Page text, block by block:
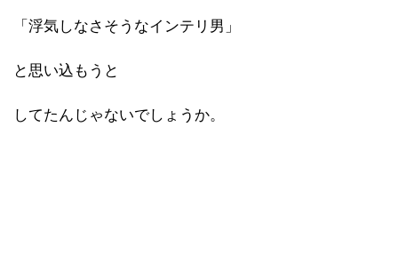
「浮気しなさそうなインテリ男」
と思い込もうと
してたんじゃないでしょうか。